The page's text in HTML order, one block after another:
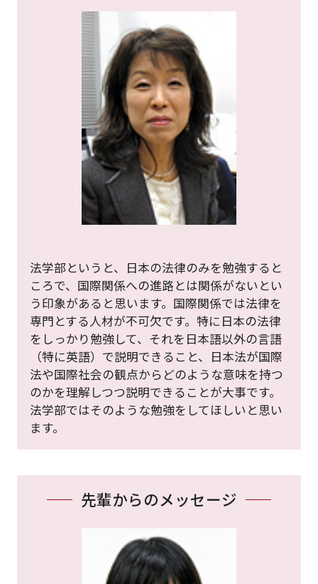
法学部というと、日本の法律のみを勉強すると
ころで、国際関係への進路とは関係がないとい
う印象があると思います。国際関係では法律を
専門とする人材が不可欠です。特に日本の法律
をしっかり勉強して、それを日本語以外の言語
（特に英語）で説明できること、日本法が国際
法や国際社会の観点からどのような意味を持つ
のかを理解しつつ説明できることが大事です。
法学部ではそのような勉強をしてほしいと思い
ます。
先輩からのメッセージ